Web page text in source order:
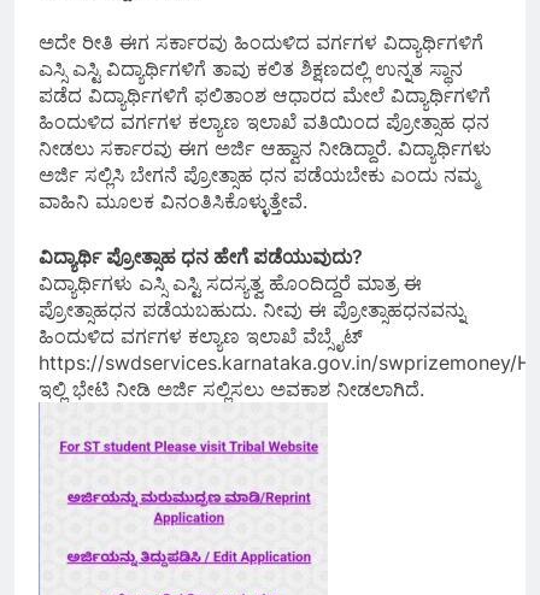
ಅದೇ ರೀತಿ ಈಗ ಸರ್ಕಾರವು ಹಿಂದುಳಿದ ವರ್ಗಗಳ ವಿದ್ಯಾರ್ಥಿಗಳಿಗೆ
ಎಸ್ಸಿ ಎಸ್ಟಿ ವಿದ್ಯಾರ್ಥಿಗಳಿಗೆ ತಾವು ಕಲಿತ ಶಿಕ್ಷಣದಲ್ಲಿ ಉನ್ನತ ಸ್ಥಾನ
ಪಡೆದ ವಿದ್ಯಾರ್ಥಿಗಳಿಗೆ ಫಲಿತಾಂಶ ಆಧಾರದ ಮೇಲೆ ವಿದ್ಯಾರ್ಥಿಗಳಿಗೆ
ಹಿಂದುಳಿದ ವರ್ಗಗಳ ಕಲ್ಯಾಣ ಇಲಾಖೆ ವತಿಯಿಂದ ಪ್ರೋತ್ಸಾಹ ಧನ
ನೀಡಲು ಸರ್ಕಾರವು ಈಗ ಅರ್ಜಿ ಆಹ್ವಾನ ನೀಡಿದ್ದಾರೆ. ವಿದ್ಯಾರ್ಥಿಗಳು
ಅರ್ಜಿ ಸಲ್ಲಿಸಿ ಬೇಗನೆ ಪ್ರೋತ್ಸಾಹ ಧನ ಪಡೆಯಬೇಕು ಎಂದು ನಮ್ಮ
ವಾಹಿನಿ ಮೂಲಕ ವಿನಂತಿಸಿಕೊಳ್ಳುತ್ತೇವೆ.
ವಿದ್ಯಾರ್ಥಿ ಪ್ರೋತ್ಸಾಹ ಧನ ಹೇಗೆ ಪಡೆಯುವುದು?
ವಿದ್ಯಾರ್ಥಿಗಳು ಎಸ್ಸಿ ಎಸ್ಟಿ ಸದಸ್ಯತ್ವ ಹೊಂದಿದ್ದರೆ ಮಾತ್ರ ಈ
ಪ್ರೋತ್ಸಾಹಧನ ಪಡೆಯಬಹುದು. ನೀವು ಈ ಪ್ರೋತ್ಸಾಹಧನವನ್ನು
ಹಿಂದುಳಿದ ವರ್ಗಗಳ ಕಲ್ಯಾಣ ಇಲಾಖೆ ವೆಬ್ಸೈಟ್
https://swdservices.karnataka.gov.in/swprizemoney/
ಇಲ್ಲಿ ಭೇಟಿ ನೀಡಿ ಅರ್ಜಿ ಸಲ್ಲಿಸಲು ಅವಕಾಶ ನೀಡಲಾಗಿದೆ.